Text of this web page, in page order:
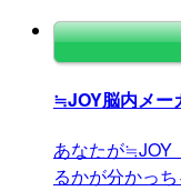
≒JOY脳内メー
あなたが≒JOY
るかが分かっち